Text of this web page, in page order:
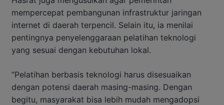
mempercepat pembangunan infrastruktur jaringan
internet di daerah terpencil. Selain itu, ia menilai
pentingnya penyelenggaraan pelatihan teknologi
yang sesuai dengan kebutuhan lokal.
“Pelatihan berbasis teknologi harus disesuaikan
dengan potensi daerah masing-masing. Dengan
begitu, masyarakat bisa lebih mudah mengadopsi